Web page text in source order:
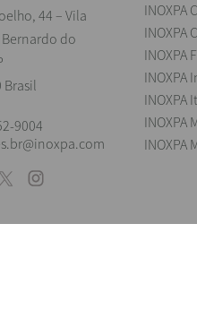
44 – Vila
Bernardo do
Brasil
9004
INOXPA
INOXPA
INOXPA
INOXPA
INOXPA
INOXPA
INOXPA